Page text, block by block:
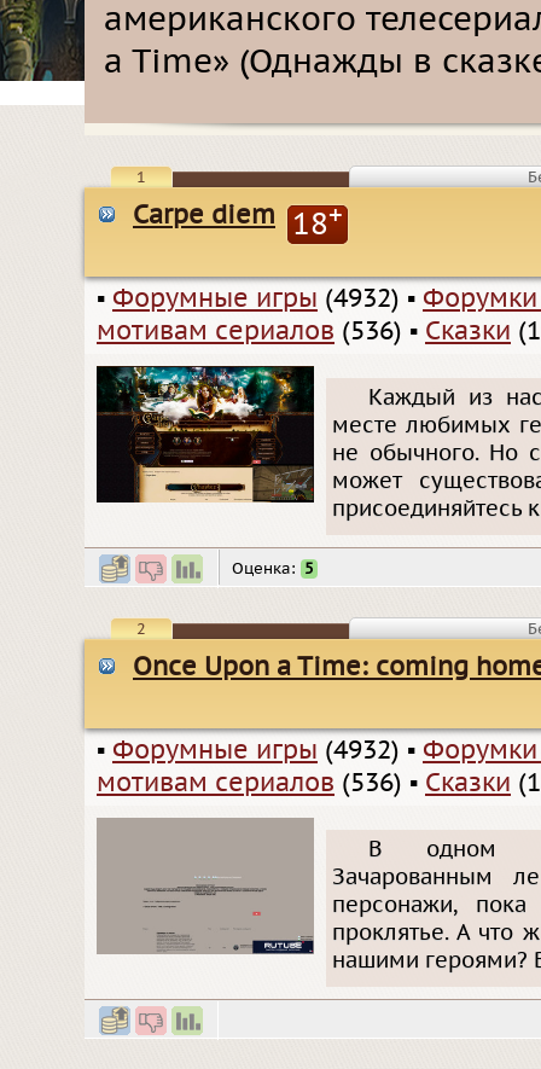
американского
a Time» (Однажды в
1
Carpe diem 18+
▪ Форумные игры (4932) ▪
мотивам сериалов (536) ▪ Сказки
Каждый из
месте любимых
не обычного. Но
может
присоединяйтесь
Оценка: 5
2
Once Upon a Time: coming
▪ Форумные игры (4932) ▪
мотивам сериалов (536) ▪ Сказки
В одном
Зачарованным
персонажи,
проклятье. А что
нашими героями?